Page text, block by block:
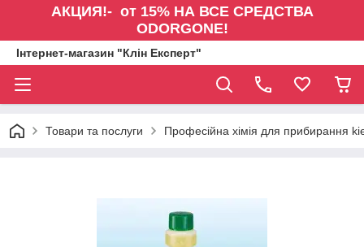
АКЦИЯ!- от 15% НА ВСЕ СРЕДСТВА
ODORGONE!
Інтернет-магазин "Клін Експерт"
Товари та послуги Професійна хімія для прибирання